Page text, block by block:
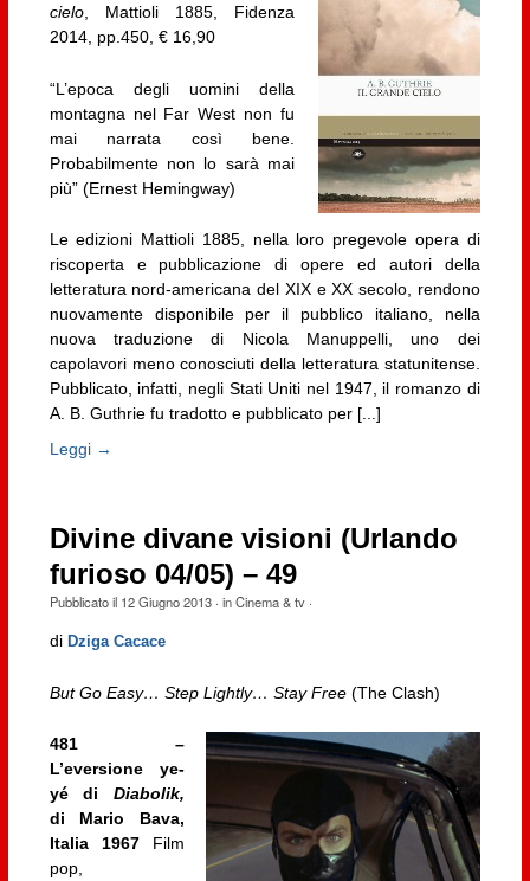
cielo, Mattioli 1885, Fidenza
2014, pp.450, € 16,90
“L’epoca degli uomini della
montagna nel Far West non fu
mai narrata così bene.
Probabilmente non lo sarà mai
più” (Ernest Hemingway)
Le edizioni Mattioli 1885, nella loro pregevole opera di
riscoperta e pubblicazione di opere ed autori della
letteratura nord-americana del XIX e XX secolo, rendono
nuovamente disponibile per il pubblico italiano, nella
nuova traduzione di Nicola Manuppelli, uno dei
capolavori meno conosciuti della letteratura statunitense.
Pubblicato, infatti, negli Stati Uniti nel 1947, il romanzo di
A. B. Guthrie fu tradotto e pubblicato per [...]
Leggi →
Divine divane visioni (Urlando
furioso 04/05) – 49
Pubblicato il 12 Giugno 2013· inCinema & tv·
di Dziga Cacace
But Go Easy… Step Lightly… Stay Free (The Clash)
481 –
L’eversione ye-
yé di Diabolik,
di Mario Bava,
Italia 1967Film
pop,